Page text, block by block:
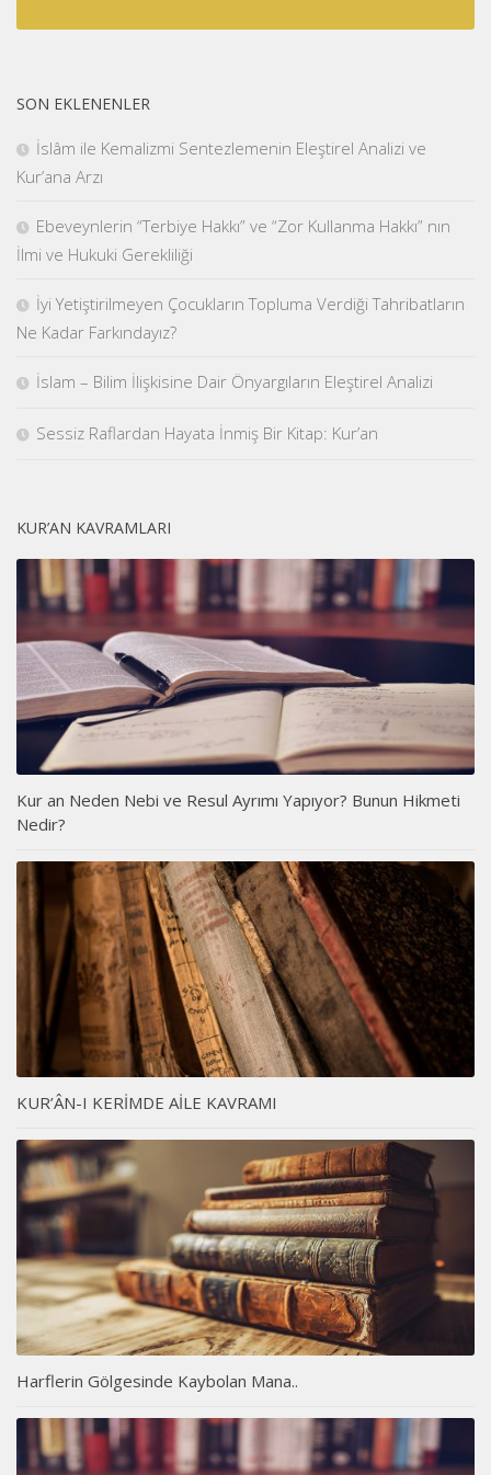
SON EKLENENLER
İslâm ile Kemalizmi Sentezlemenin Eleştirel Analizi ve
Kur’ana Arzı
Ebeveynlerin “Terbiye Hakkı” ve “Zor Kullanma Hakkı” nın
İlmi ve Hukuki Gerekliliği
İyi Yetiştirilmeyen Çocukların Topluma Verdiği Tahribatların
Ne Kadar Farkındayız?
İslam – Bilim İlişkisine Dair Önyargıların Eleştirel Analizi
Sessiz Raflardan Hayata İnmiş Bir Kitap: Kur’an
KUR’AN KAVRAMLARI
Kur an Neden Nebi ve Resul Ayrımı Yapıyor? Bunun Hikmeti
Nedir?
KUR’ÂN-I KERİMDE AİLE KAVRAMI
Harflerin Gölgesinde Kaybolan Mana..